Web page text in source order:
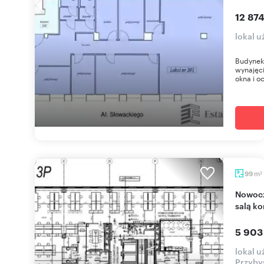
12
lokal
okna i
99 m2
Nowoczesne biuro 99 m² (klasa A) z klimatyzacją i
salą
5 903
lokal